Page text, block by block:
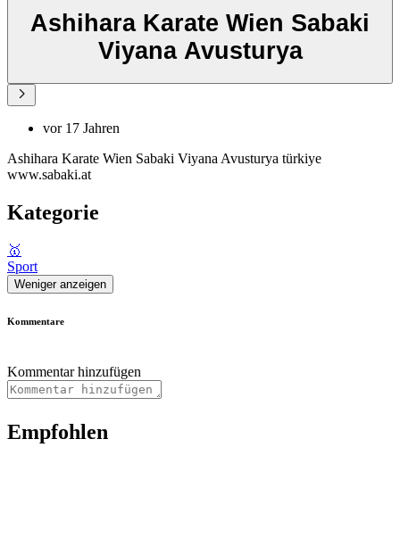
Ashihara Karate Wien Sabaki
Viyana Avusturya
vor 17 Jahren
Ashihara Karate Wien Sabaki Viyana Avusturya türkiye
www.sabaki.at
Kategorie
🥇
Sport
Weniger anzeigen
Kommentare
Kommentar hinzufügen
Empfohlen